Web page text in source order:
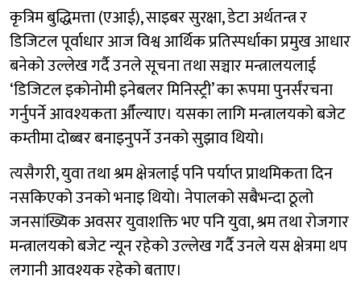
कृत्रिम बुद्धिमत्ता (एआई), साइबर सुरक्षा, डेटा अर्थतन्त्र र
डिजिटल पूर्वाधार आज विश्व आर्थिक प्रतिस्पर्धाका प्रमुख आधार
बनेको उल्लेख गर्दै उनले सूचना तथा सञ्चार मन्त्रालयलाई
‘डिजिटल इकोनोमी इनेबलर मिनिस्ट्री’ का रूपमा पुनर्संरचना
गर्नुपर्ने आवश्यकता औँल्याए। यसका लागि मन्त्रालयको बजेट
कम्तीमा दोब्बर बनाइनुपर्ने उनको सुझाव थियो।
त्यसैगरी, युवा तथा श्रम क्षेत्रलाई पनि पर्याप्त प्राथमिकता दिन
नसकिएको उनको भनाइ थियो। नेपालको सबैभन्दा ठूलो
जनसांख्यिक अवसर युवाशक्ति भए पनि युवा, श्रम तथा रोजगार
मन्त्रालयको बजेट न्यून रहेको उल्लेख गर्दै उनले यस क्षेत्रमा थप
लगानी आवश्यक रहेको बताए।